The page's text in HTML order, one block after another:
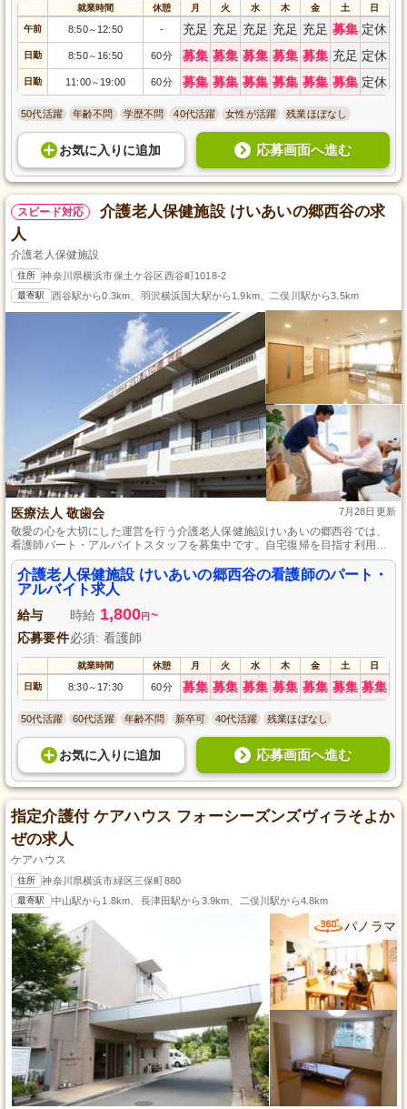
就業時間 休憩 月 火 水 木 金 土 日
午前 8:50～ 12:50 - 充足 充足 充足 充足 充足 募集 定休
日勤 8:50～ 16:50 60分 募集 募集 募集 募集 募集 充足 定休
日勤 11:00～ 19:00 60分 募集 募集 募集 募集 募集 募集 定休
50代活躍 年齢不問 学歴不問 40代活躍 女性が活躍 残業ほぼなし
お気に入り に追加 応募画面へ進む
スピード対応
介護老人保健施設 けいあいの郷西谷の求
人
介護老人保健施設
住所 神奈川県横浜市保土ケ谷区西谷町1018-2
最寄駅 西谷駅から0.3km、羽沢横浜国大駅から1.9km、二俣川駅から3.5km
医療法人 敬歯会 7月28日更新
敬愛の心を大切にした運営を行う介護老人保健施設けいあいの郷西谷では、
看護師パート・アルバイトスタッフを募集中です。自宅復帰を目指す利用者
へ、看護師資格を活かした健康面からのサポートを求めています。また、勤
務日・時間は相談可能で、働きやすさにも配慮しています。
介護老人保健施設 けいあいの郷西谷の看護師のパート・
アルバイト求人
給与 時給 1,800円 ~
応募要件必須: 看護師
就業時間 休憩 月 火 水 木 金 土 日
日勤 8:30～ 17:30 60分 募集 募集 募集 募集 募集 募集 募集
50代活躍 60代活躍 年齢不問 新卒可 40代活躍 残業ほぼなし
お気に入り に追加 応募画面へ進む
指定介護付 ケアハウス フォーシーズンズヴィラそよか
ぜの求人
ケアハウス
住所 神奈川県横浜市緑区三保町880
最寄駅 中山駅から1.8km、長津田駅から3.9km、二俣川駅から4.8km
パノラマ